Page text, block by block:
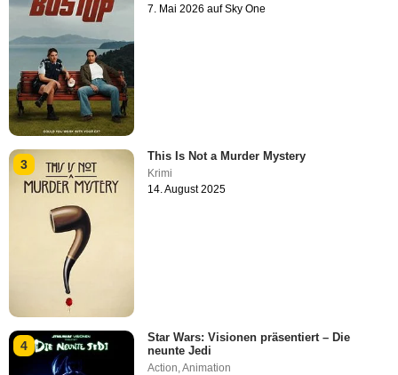
7. Mai 2026 auf Sky One
3
This Is Not a Murder Mystery
Krimi
14. August 2025
4
Star Wars: Visionen präsentiert – Die
neunte Jedi
Action ,Animation